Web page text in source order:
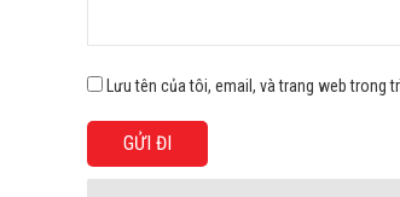
Tủ đông cánh kính cường
Lưu tên của tôi, email, và trang web trong